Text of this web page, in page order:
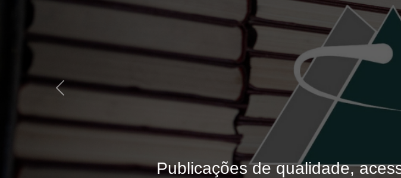
Publicações de qualidade,
Anterior